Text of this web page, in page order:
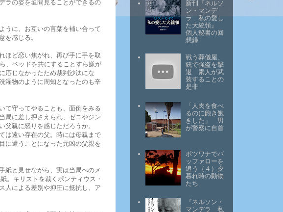
ラの姿を垣間見ることができるの
うに、お互いの言葉を補い合って
を感じる。
ほど恋い焦がれ、再び手に手を取
、ベッドを共にすることすら嫌が
応じなかったため裁判沙汰にな
濯物のように周知となったのも辛
て守ってやることも、面倒をみる
局に差し押さえられ、ゼニやジン
親に怒りを感じただろうか。
は遠い存在の父。時には母親まで
に遭うことになった元凶の父親を
紙と見せながら、実は当局へのメ
。キリストを裁くポンティウス・
人による差別や抑圧に抵抗し、ア
新刊『ネルソ
ン・マンデ
ラ 私の愛し
た大統領』
個人秘書の回
想録
戦う葬儀屋、
銃で強盗を撃
退 素人が武
装することの
是非
「人肉を食べ
るのに飽き飽
きした」 男
が警察に自首
ボツワナでバ
ッファローを
追う（４）夕
暮れ時の動物
たち
『ネルソン・
マンデラ 私